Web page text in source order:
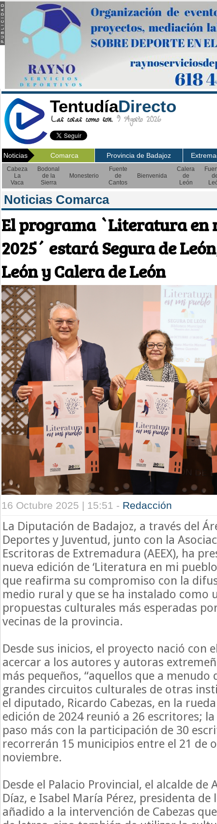
TentudíaDirecto
Las cosas como son. 9 Agosto 2026
Noticias Comarca Provincia de Badajoz
Cabeza
La
Vaca
Bodonal
de la
Sierra
Monesterio
Fuente
de
Cantos
Bienvenida
Calera
de
León
Noticias Comarca
El programa `Literatura en
2025´ estará Segura de
León y Calera de León
16 Octubre 2025 | 15:51 - Redacción
La Diputación de Badajoz, a través del
Deportes y Juventud, junto con la
Escritoras de Extremadura (AEEX), ha
nueva edición de ‘Literatura en mi
que reafirma su compromiso con la
medio rural y que se ha instalado como
propuestas culturales más esperadas
vecinas de la provincia.
Desde sus inicios, el proyecto nació con
acercar a los autores y autoras
más pequeños, “aquellos que a menudo
grandes circuitos culturales de otras
el diputado, Ricardo Cabezas, en la
edición de 2024 reunió a 26 escritores;
paso más con la participación de 30
recorrerán 15 municipios entre el 21 de
noviembre.
Desde el Palacio Provincial, el alcalde de
Díaz, e Isabel María Pérez, presidenta de
añadido a la intervención de Cabezas